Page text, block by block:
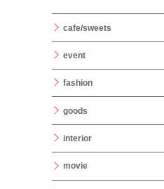
cafe/sweets
event
fashion
goods
interior
movie